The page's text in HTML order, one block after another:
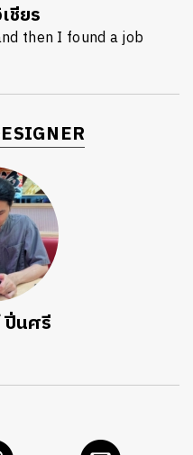
ชียร
then I found a job
ปิ่นศรี